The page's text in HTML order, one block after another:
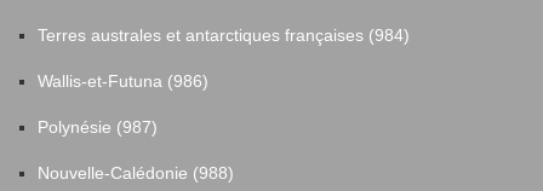
Terres australes et antarctiques françaises (984)
Wallis-et-Futuna (986)
Polynésie (987)
Nouvelle-Calédonie (988)